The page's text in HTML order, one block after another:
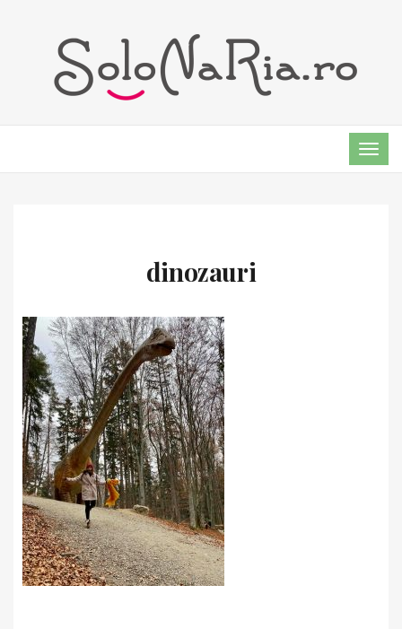
dinozauri